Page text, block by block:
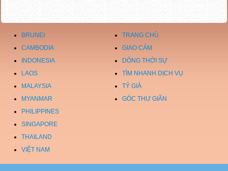
BRUNEI
TRANG CHỦ
CAMBODIA
GIAO CẢM
INDONESIA
DÒNG THỜI SỰ
LAOS
TÌM NHANH DỊCH VỤ
MALAYSIA
TỶ GIÁ
MYANMAR
GÓC THƯ GIÃN
PHILIPPINES
SINGAPORE
THAILAND
VIỆT NAM